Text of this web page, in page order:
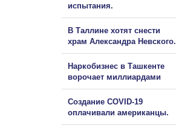
испытания.
В Таллине хотят снести
храм Александра Невского.
Наркобизнес в Ташкенте
ворочает миллиардами
Создание COVID-19
оплачивали американцы.